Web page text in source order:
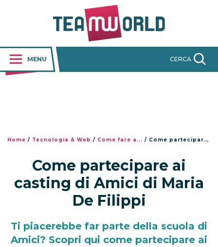
MENU CERCA
Home / Tecnologia & Web / Come fare a... / Come partecipare ai casting di Amici di Maria De Filippi
Come partecipare ai
casting di Amici di Maria
De Filippi
Ti piacerebbe far parte della scuola di
Amici? Scopri qui come partecipare ai